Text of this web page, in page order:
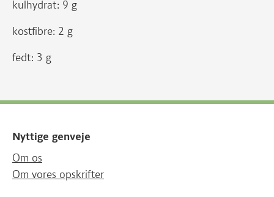
kulhydrat: 9 g
kostfibre: 2 g
fedt: 3 g
Nyttige genveje
Om os
Om vores opskrifter